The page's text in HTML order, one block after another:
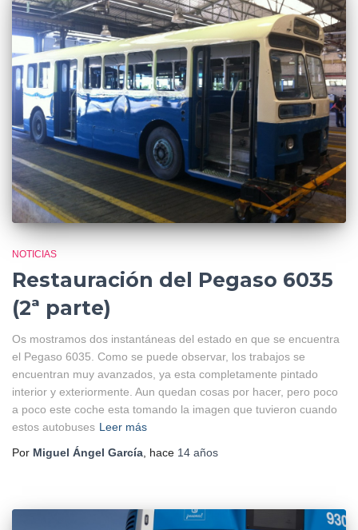
NOTICIAS
Restauración del Pegaso 6035
(2ª parte)
Os mostramos dos instantáneas del estado en que se encuentra
el Pegaso 6035. Como se puede observar, los trabajos se
encuentran muy avanzados, ya esta completamente pintado
interior y exteriormente. Aun quedan cosas por hacer, pero poco
a poco este coche esta tomando la imagen que tuvieron cuando
estos autobuses Leer más
Por Miguel Ángel García , hace 14 años